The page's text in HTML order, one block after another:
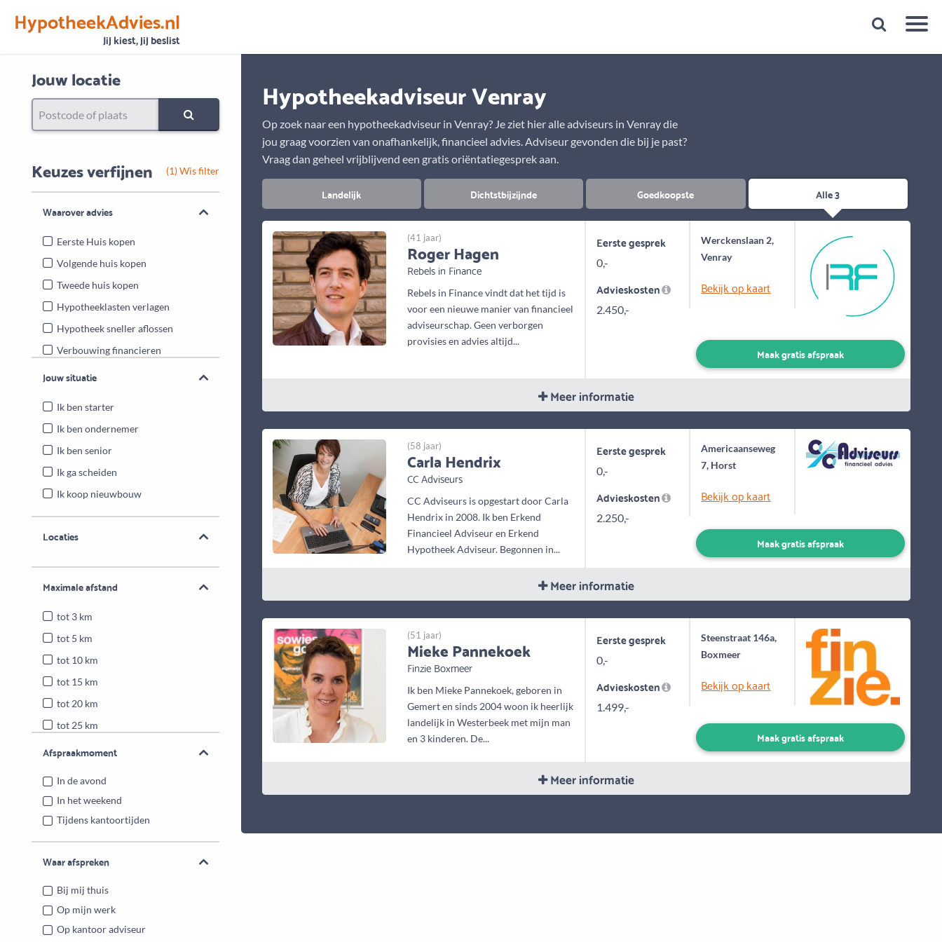
HypotheekAdvies.nl
Jij kiest, jij beslist
VertrouwenAlle basisgegevens zijn gecontroleerd Plan een gratis 1e gesprek binnen 1 minuut
Jouw locatie
Keuzes verfijnen (1) Wis filter
Waarover advies
Eerste Huis kopen
Volgende huis kopen
Tweede huis kopen
Hypotheeklasten verlagen
Hypotheek sneller aflossen
Verbouwing financieren
Energiebesparende maatregelen
Jouw situatie
Ik ben starter
Ik ben ondernemer
Ik ben senior
Ik ga scheiden
Ik koop nieuwbouw
Locaties
Maximale afstand
tot 3 km
tot 5 km
tot 10 km
tot 15 km
tot 20 km
tot 25 km
Heel Nederland
Afspraakmoment
In de avond
In het weekend
Tijdens kantoortijden
Waar afspreken
Bij mij thuis
Op mijn werk
Op kantoor adviseur
Hypotheekadviseur Venray
Op zoek naar een hypotheekadviseur in Venray? Je ziet hier alle adviseurs in Venray die
jou graag voorzien van onafhankelijk, financieel advies. Adviseur gevonden die bij je past?
Vraag dan geheel vrijblijvend een gratis oriëntatiegesprek aan.
Landelijk Dichtstbijzijnde Goedkoopste Alle 3
(41 jaar)
Roger Hagen
Rebels in Finance
Rebels in Finance vindt dat het tijd is
voor een nieuwe manier van financieel
adviseurschap. Geen verborgen
provisies en advies altijd...
Eerste gesprek
0,-
Advieskosten
2.450,-
Werckenslaan 2,
Venray
Bekijk op kaart
Maak gratis afspraak
Meer informatie
(58 jaar)
Carla Hendrix
CC Adviseurs
CC Adviseurs is opgestart door Carla
Hendrix in 2008. Ik ben Erkend
Financieel Adviseur en Erkend
Hypotheek Adviseur. Begonnen in...
Eerste gesprek
0,-
Advieskosten
2.250,-
Americaanseweg
7, Horst
Bekijk op kaart
Maak gratis afspraak
Meer informatie
(51 jaar)
Mieke Pannekoek
Finzie Boxmeer
Ik ben Mieke Pannekoek, geboren in
Gemert en sinds 2004 woon ik heerlijk
landelijk in Westerbeek met mijn man
en 3 kinderen. De...
Eerste gesprek
0,-
Advieskosten
1.499,-
Steenstraat 146a,
Boxmeer
Bekijk op kaart
Maak gratis afspraak
Meer informatie